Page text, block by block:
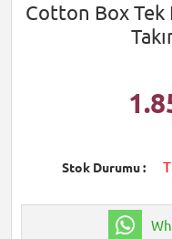
Cotton Box Tek
Stok Durumu